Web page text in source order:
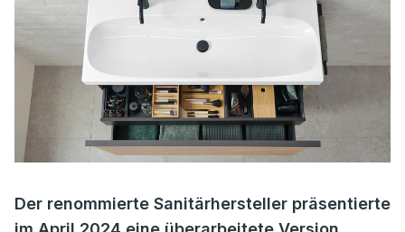
Der renommierte Sanitärhersteller präsentierte